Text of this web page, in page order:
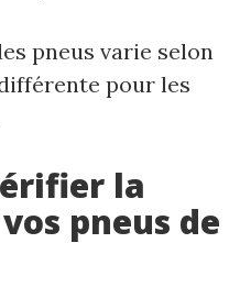
pneus varie selon
pour les
la
pneus de